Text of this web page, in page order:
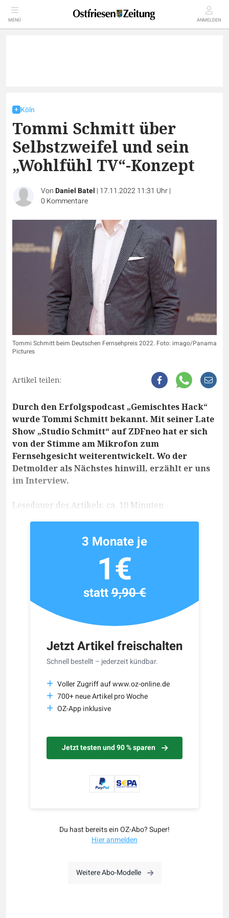
MENÜ ANMELDEN
Köln
Tommi Schmitt über
Selbstzweifel und sein
„Wohlfühl TV“-Konzept
VonDaniel Batel | 17.11.2022 11:31 Uhr|
0 Kommentare
Tommi Schmitt beim Deutschen Fernsehpreis 2022. Foto: imago/Panama
Pictures
Artikel teilen:
Durch den Erfolgspodcast „Gemischtes Hack“
wurde Tommi Schmitt bekannt. Mit seiner Late
Show „Studio Schmitt“ auf ZDFneo hat er sich
von der Stimme am Mikrofon zum
Fernsehgesicht weiterentwickelt. Wo der
Detmolder als Nächstes hinwill, erzählt er uns
im Interview.
Lesedauer des Artikels: ca. 10 Minuten
Jetzt Artikel freischalten
Schnell bestellt – jederzeit kündbar.
Voller Zugriff auf www.oz-online.de
700+ neue Artikel pro Woche
OZ-App inklusive
Jetzt testen und 90 % sparen
3 Monate je
1€
statt9,90 €
Du hast bereits ein OZ-Abo? Super!
Hier anmelden
Weitere Abo-Modelle